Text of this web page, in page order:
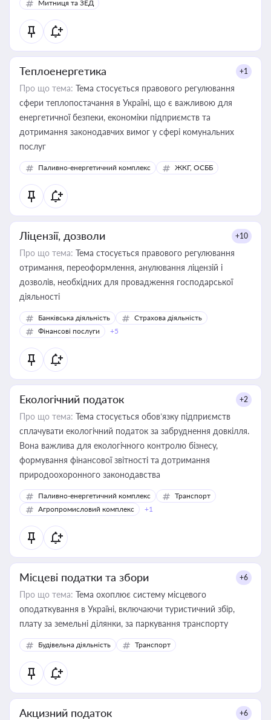
Митниця та ЗЕД
Теплоенергетика +1
Про що тема: Тема стосується правового регулювання
сфери теплопостачання в Україні, що є важливою для
енергетичної безпеки, економіки підприємств та
дотримання законодавчих вимог у сфері комунальних
послуг
Паливно-енергетичний комплекс ЖКГ, ОСББ
Ліцензії, дозволи +10
Про що тема: Тема стосується правового регулювання
отримання, переоформлення, анулювання ліцензій і
дозволів, необхідних для провадження господарської
діяльності
Банківська діяльність
Страхова діяльність
Фінансові послуги
+5
Екологічний податок +2
Про що тема: Тема стосується обов’язку підприємств
сплачувати екологічний податок за забруднення довкілля.
Вона важлива для екологічного контролю бізнесу,
формування фінансової звітності та дотримання
природоохоронного законодавства
Паливно-енергетичний комплекс
Транспорт
Агропромисловий комплекс
+1
Місцеві податки та збори +6
Про що тема: Тема охоплює систему місцевого
оподаткування в Україні, включаючи туристичний збір,
плату за земельні ділянки, за паркування транспорту
Будівельна діяльність Транспорт
Акцизний податок +6